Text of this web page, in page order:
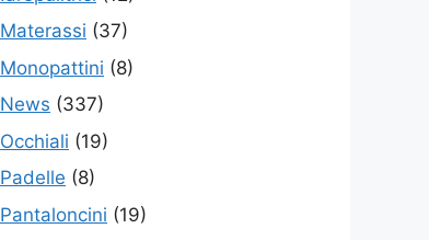
Materassi (37)
Monopattini (8)
News (337)
Occhiali (19)
Padelle (8)
Pantaloncini (19)